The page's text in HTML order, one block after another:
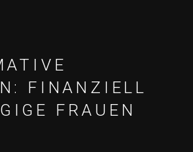
FINANZIELL
FRAUEN